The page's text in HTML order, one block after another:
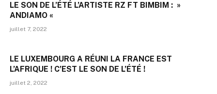
LE SON DE L’ÉTÉ L’ARTISTE RZ FT BIMBIM : »
ANDIAMO «
juillet 7, 2022
LE LUXEMBOURG A RÉUNI LA FRANCE EST
L’AFRIQUE ! C’EST LE SON DE L’ÉTÉ !
juillet 2, 2022